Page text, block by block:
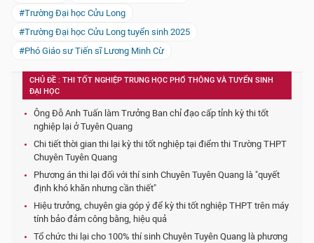
#Trường Đại học Cửu Long
#Trường Đại học Cửu Long tuyển sinh 2025
#Phó Giáo sư Tiến sĩ Lương Minh Cừ
CHỦ ĐỀ : THI TỐT NGHIỆP TRUNG HỌC PHỔ THÔNG VÀ TUYỂN SINH
ĐẠI HỌC
Ông Đỗ Anh Tuấn làm Trưởng Ban chỉ đạo cấp tỉnh kỳ thi tốt
nghiệp lại ở Tuyên Quang
Chi tiết thời gian thi lại kỳ thi tốt nghiệp tại điểm thi Trường THPT
Chuyên Tuyên Quang
Phương án thi lại đối với thí sinh Chuyên Tuyên Quang là "quyết
định khó khăn nhưng cần thiết"
Hiệu trưởng, chuyên gia góp ý để kỳ thi tốt nghiệp THPT trên máy
tính bảo đảm công bằng, hiệu quả
Tổ chức thi lại cho 100% thí sinh Chuyên Tuyên Quang là phương